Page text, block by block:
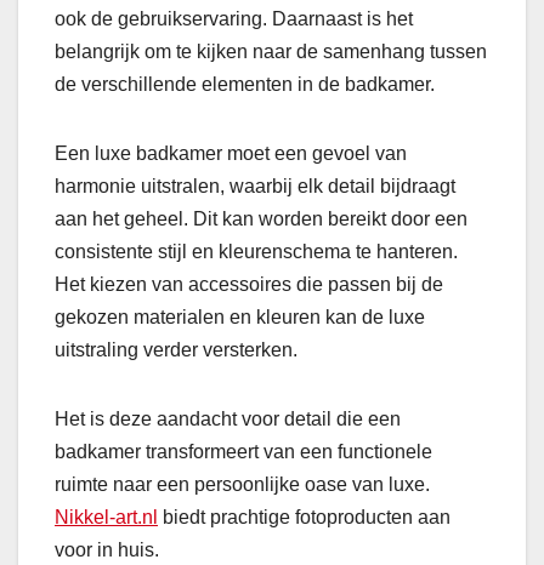
ook de gebruikservaring. Daarnaast is het
belangrijk om te kijken naar de samenhang tussen
de verschillende elementen in de badkamer.
Een luxe badkamer moet een gevoel van
harmonie uitstralen, waarbij elk detail bijdraagt
aan het geheel. Dit kan worden bereikt door een
consistente stijl en kleurenschema te hanteren.
Het kiezen van accessoires die passen bij de
gekozen materialen en kleuren kan de luxe
uitstraling verder versterken.
Het is deze aandacht voor detail die een
badkamer transformeert van een functionele
ruimte naar een persoonlijke oase van luxe.
Nikkel-art.nl
biedt prachtige fotoproducten aan
voor in huis.